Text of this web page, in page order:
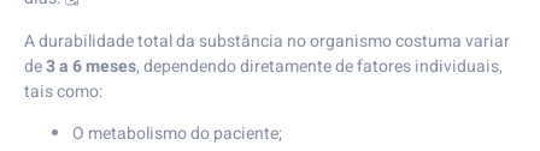
A durabilidade total da substância no organismo costuma variar
de3 a 6 meses, dependendo diretamente de fatores individuais,
tais como:
O metabolismo do paciente;